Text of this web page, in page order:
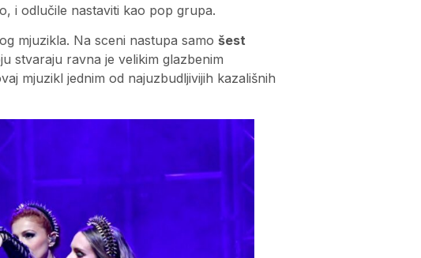
i odlučile nastaviti kao pop grupa.
mjuzikla. Na sceni nastupa samo šest
stvaraju ravna je velikim glazbenim
mjuzikl jednim od najuzbudljivijih kazališnih